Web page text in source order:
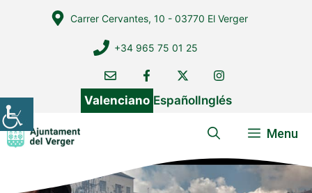
Carrer Cervantes, 10 - 03770 El Verger
+34 965 75 01 25
Valenciano EspañolInglés
Menu